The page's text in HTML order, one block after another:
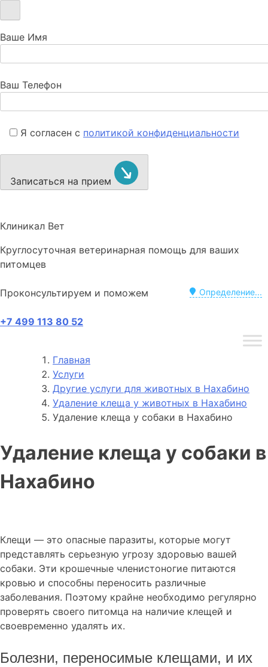
Ваше Имя
Ваш Телефон
Я согласен с политикой конфиденциальности
Записаться на прием
Клиникал Вет
Круглосуточная ветеринарная помощь для ваших
питомцев
Определение...
Проконсультируем и поможем
+7 499 113 80 52
Главная
Услуги
Другие услуги для животных в Нахабино
Удаление клеща у животных в Нахабино
Удаление клеща у собаки в Нахабино
Удаление клеща у собаки в
Нахабино
Клещи — это опасные паразиты, которые могут
представлять серьезную угрозу здоровью вашей
собаки. Эти крошечные членистоногие питаются
кровью и способны переносить различные
заболевания. Поэтому крайне необходимо регулярно
проверять своего питомца на наличие клещей и
своевременно удалять их.
Болезни, переносимые клещами, и их